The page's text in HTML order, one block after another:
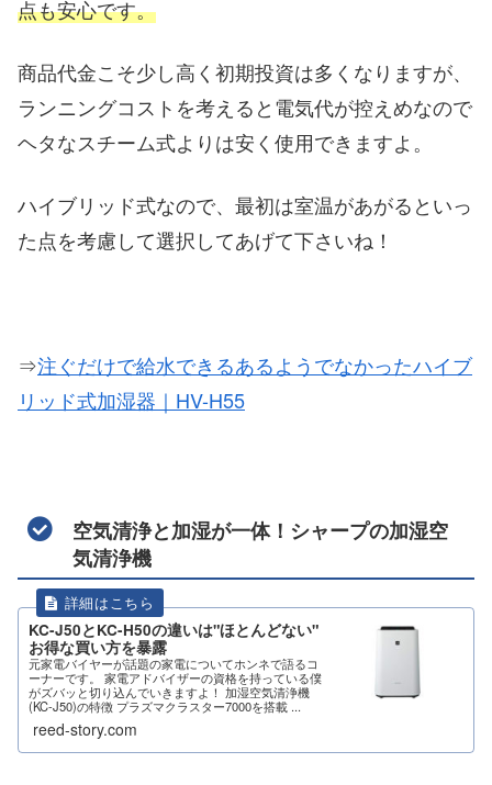
点も安心です。
商品代金こそ少し高く初期投資は多くなりますが、
ランニングコストを考えると電気代が控えめなので
ヘタなスチーム式よりは安く使用できますよ。
ハイブリッド式なので、最初は室温があがるといっ
た点を考慮して選択してあげて下さいね！
⇒注ぐだけで給水できるあるようでなかったハイブ
リッド式加湿器｜HV-H55
空気清浄と加湿が一体！シャープの加湿空
気清浄機
KC-J50とKC-H50の違いは"ほとんどない"
お得な買い方を暴露
元家電バイヤーが話題の家電についてホンネで語るコ
ーナーです。 家電アドバイザーの資格を持っている僕
がズバッと切り込んでいきますよ！ 加湿空気清浄機
(KC-J50)の特徴 プラズマクラスター7000を搭載 ...
reed-story.com